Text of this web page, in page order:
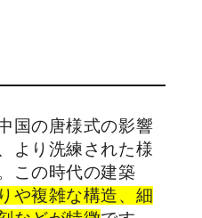
国の唐様式の影響
より洗練された様
この時代の建築
や複雑な構造、細